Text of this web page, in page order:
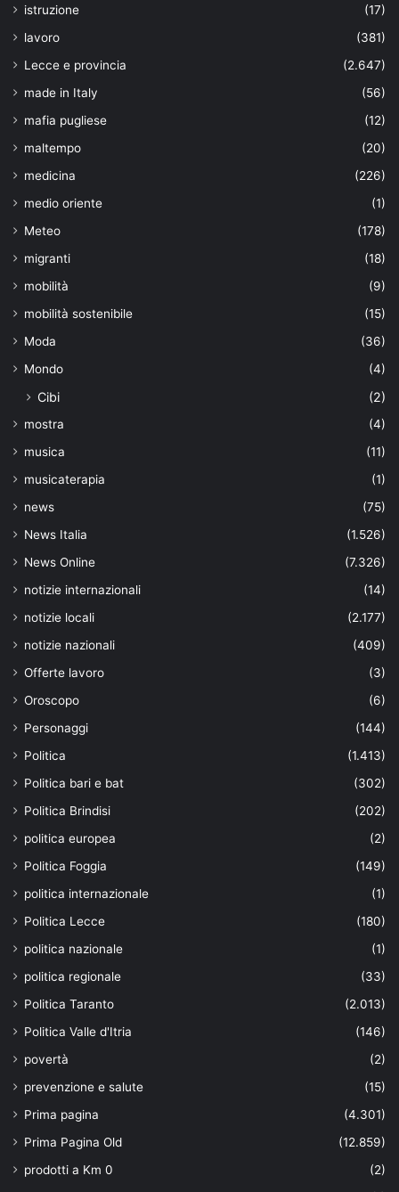
istruzione
(17)
lavoro
(381)
Lecce e provincia
(2.647)
made in Italy
(56)
mafia pugliese
(12)
maltempo
(20)
medicina
(226)
medio oriente
(1)
Meteo
(178)
migranti
(18)
mobilità
(9)
mobilità sostenibile
(15)
Moda
(36)
Mondo
(4)
Cibi (2)
mostra
(4)
musica
(11)
musicaterapia
(1)
news
(75)
News Italia
(1.526)
News Online
(7.326)
notizie internazionali
(14)
notizie locali
(2.177)
notizie nazionali
(409)
Offerte lavoro
(3)
Oroscopo
(6)
Personaggi
(144)
Politica
(1.413)
Politica bari e bat
(302)
Politica Brindisi
(202)
politica europea
(2)
Politica Foggia
(149)
politica internazionale
(1)
Politica Lecce
(180)
politica nazionale
(1)
politica regionale
(33)
Politica Taranto
(2.013)
Politica Valle d'Itria
(146)
povertà
(2)
prevenzione e salute
(15)
Prima pagina
(4.301)
Prima Pagina Old
(12.859)
prodotti a Km 0
(2)